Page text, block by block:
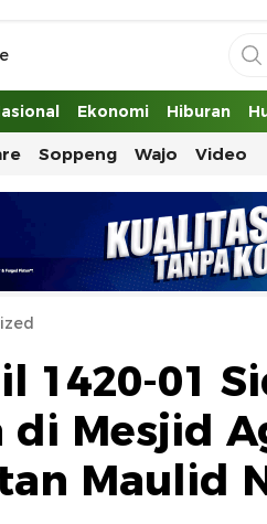
Secara Utuh
Ekonomi Hiburan
Soppeng Wajo Video
1420-01
di Mesjid
Maulid